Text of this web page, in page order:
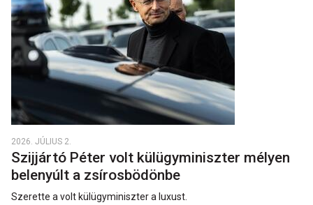
2026. JÚLIUS 2.
Szijjártó Péter volt külügyminiszter mélyen
belenyúlt a zsírosbödönbe
Szerette a volt külügyminiszter a luxust.